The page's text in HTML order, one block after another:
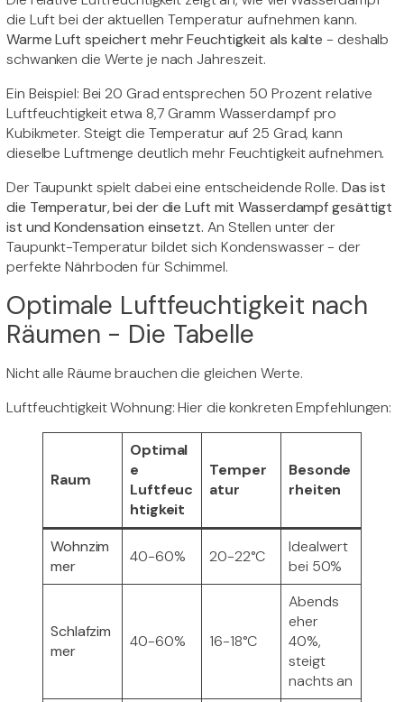
die Luft bei der aktuellen Temperatur aufnehmen kann.
Warme Luft speichert mehr Feuchtigkeit als kalte - deshalb
schwanken die Werte je nach Jahreszeit.
Ein Beispiel: Bei 20 Grad entsprechen 50 Prozent relative
Luftfeuchtigkeit etwa 8,7 Gramm Wasserdampf pro
Kubikmeter. Steigt die Temperatur auf 25 Grad, kann
dieselbe Luftmenge deutlich mehr Feuchtigkeit aufnehmen.
Der Taupunkt spielt dabei eine entscheidende Rolle. Das ist
die Temperatur, bei der die Luft mit Wasserdampf gesättigt
ist und Kondensation einsetzt. An Stellen unter der
Taupunkt-Temperatur bildet sich Kondenswasser - der
perfekte Nährboden für Schimmel.
Optimale Luftfeuchtigkeit nach
Räumen - Die Tabelle
Nicht alle Räume brauchen die gleichen Werte.
Luftfeuchtigkeit Wohnung: Hier die konkreten Empfehlungen:
Raum
Optimal
e
Luftfeuc
htigkeit
Temper
atur
Besonde
rheiten
Wohnzim
mer
40-60% 20-22°C
Idealwert
bei 50%
Schlafzim
mer
40-60% 16-18°C
Abends
eher
40%,
steigt
nachts an